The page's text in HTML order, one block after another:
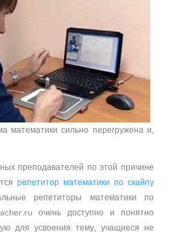
математики сильно перегружена и,
преподавателей по этой причине
репетитор математики по скайпу
репетиторы математики по
очень доступно и понятно
для усвоения тему, учащиеся не